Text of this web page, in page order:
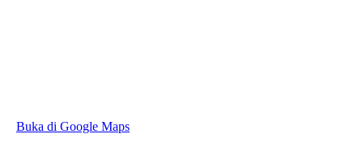
Buka di Google Maps